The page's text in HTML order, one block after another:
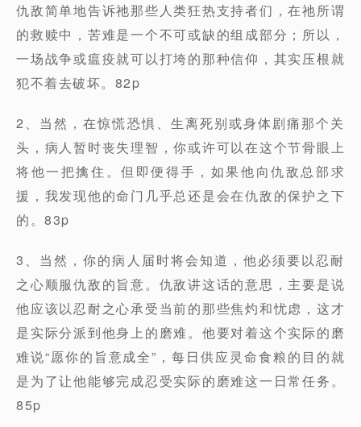
仇敌简单地告诉祂那些人类狂热支持者们，在祂所谓
的救赎中，苦难是一个不可或缺的组成部分；所以，
一场战争或瘟疫就可以打垮的那种信仰，其实压根就
犯不着去破坏。82p
2、当然，在惊慌恐惧、生离死别或身体剧痛那个关
头，病人暂时丧失理智，你或许可以在这个节骨眼上
将他一把擒住。但即便得手，如果他向仇敌总部求
援，我发现他的命门几乎总还是会在仇敌的保护之下
的。83p
3、当然，你的病人届时将会知道，他必须要以忍耐
之心顺服仇敌的旨意。仇敌讲这话的意思，主要是说
他应该以忍耐之心承受当前的那些焦灼和忧虑，这才
是实际分派到他身上的磨难。他要对着这个实际的磨
难说“愿你的旨意成全”，每日供应灵命食粮的目的就
是为了让他能够完成忍受实际的磨难这一日常任务。
85p